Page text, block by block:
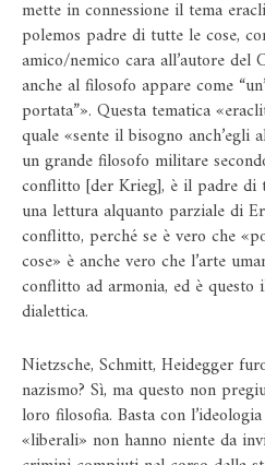
mette in connessione il tema
polemos padre di tutte le cose,
amico/nemico cara all’autore
anche al filosofo appare come
portata”». Questa tematica
quale «sente il bisogno anch’egli
un grande filosofo militare
conflitto [der Krieg], è il padre di
una lettura alquanto parziale di
conflitto, perché se è vero che
cose» è anche vero che l’arte
conflitto ad armonia, ed è questo
dialettica.
Nietzsche, Schmitt, Heidegger
nazismo? Sì, ma questo non
loro filosofia. Basta con
«liberali» non hanno niente da